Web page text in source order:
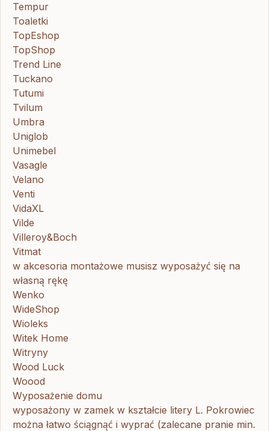
Tempur
Toaletki
TopEshop
TopShop
Trend Line
Tuckano
Tutumi
Tvilum
Umbra
Uniglob
Unimebel
Vasagle
Velano
Venti
VidaXL
Vilde
Villeroy&Boch
Vitmat
w akcesoria montażowe musisz wyposażyć się na
własną rękę
Wenko
WideShop
Wioleks
Witek Home
Witryny
Wood Luck
Woood
Wyposażenie domu
wyposażony w zamek w kształcie litery L. Pokrowiec
można łatwo ściągnąć i wyprać (zalecane pranie min.